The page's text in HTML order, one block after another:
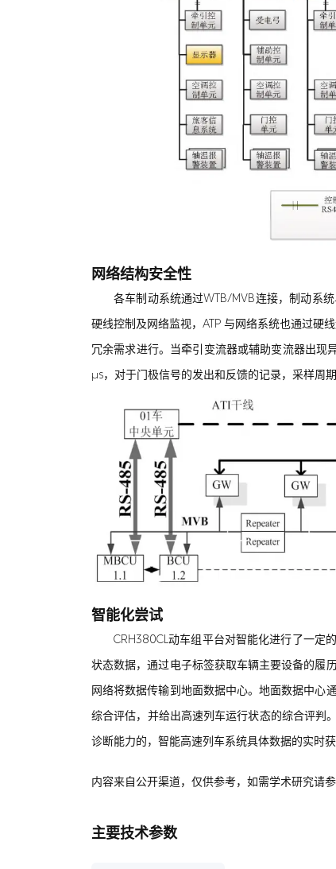
网络结构安全性
各车制动系统通过WTB/MVB连接，制动系
硬线控制及网络监视，ATP 与网络系统也通过硬
冗余需求进行。当牵引变流器或辅助变流器出现
μs，对于门极信号的发出和反馈的记录，采样周
智能化尝试
CRH380CL动车组平台对智能化进行了一定
状态数据，通过电子标签获取车辆主要设备的履
网络将数据传输到地面数据中心。地面数据中心
综合评估，并给出高速列车运行状态的综合评判
诊断能力的，智能高速列车系统具体数据的实时
内容来自公开渠道，仅供参考，如需学术研究请参
主要技术参数